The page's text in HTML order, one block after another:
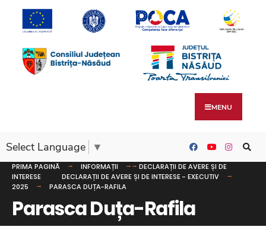
MENU
Select Language ▼
PRIMA PAGINĂ INFORMAȚII
DECLARAȚII DE AVERE ȘI DE
INTERESE
DECLARAȚII DE AVERE ȘI DE INTERESE - EXECUTIV
2025
PARASCA DUȚA-RAFILA
Parasca Duța-Rafila